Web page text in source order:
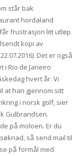
står bak
hordaland
frustrasjon litt utløp
kopi av
Det er også
Rio de Janeiro
hvert år. Vi
at han gjennom sitt
i norsk golf, sier
Gulbrandsen.
på moloen. Er du
så send mail til
på formål med